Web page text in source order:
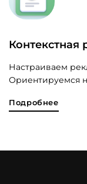
Контекстная
Настраиваем
Ориентируемся
Подробнее